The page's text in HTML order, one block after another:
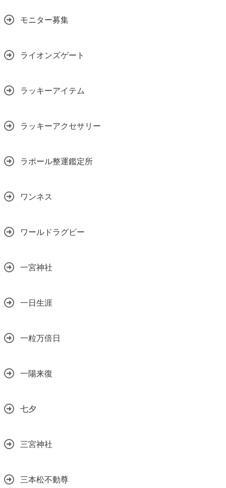
モニター募集
ライオンズゲート
ラッキーアイテム
ラッキーアクセサリー
ラポール整運鑑定所
ワンネス
ワールドラグビー
一宮神社
一日生涯
一粒万倍日
一陽来復
七夕
三宮神社
三本松不動尊